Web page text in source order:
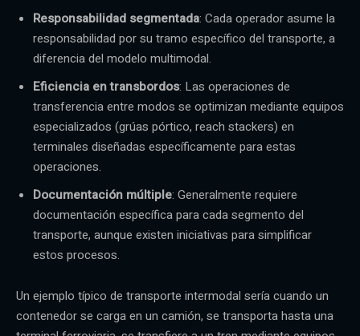
Responsabilidad segmentada: Cada operador asume la
responsabilidad por su tramo específico del transporte, a
diferencia del modelo multimodal.
Eficiencia en transbordos: Las operaciones de
transferencia entre modos se optimizan mediante equipos
especializados (grúas pórtico, reach stackers) en
terminales diseñadas específicamente para estas
operaciones.
Documentación múltiple: Generalmente requiere
documentación específica para cada segmento del
transporte, aunque existen iniciativas para simplificar
estos procesos.
Un ejemplo típico de transporte intermodal sería cuando un
contenedor se carga en un camión, se transporta hasta una